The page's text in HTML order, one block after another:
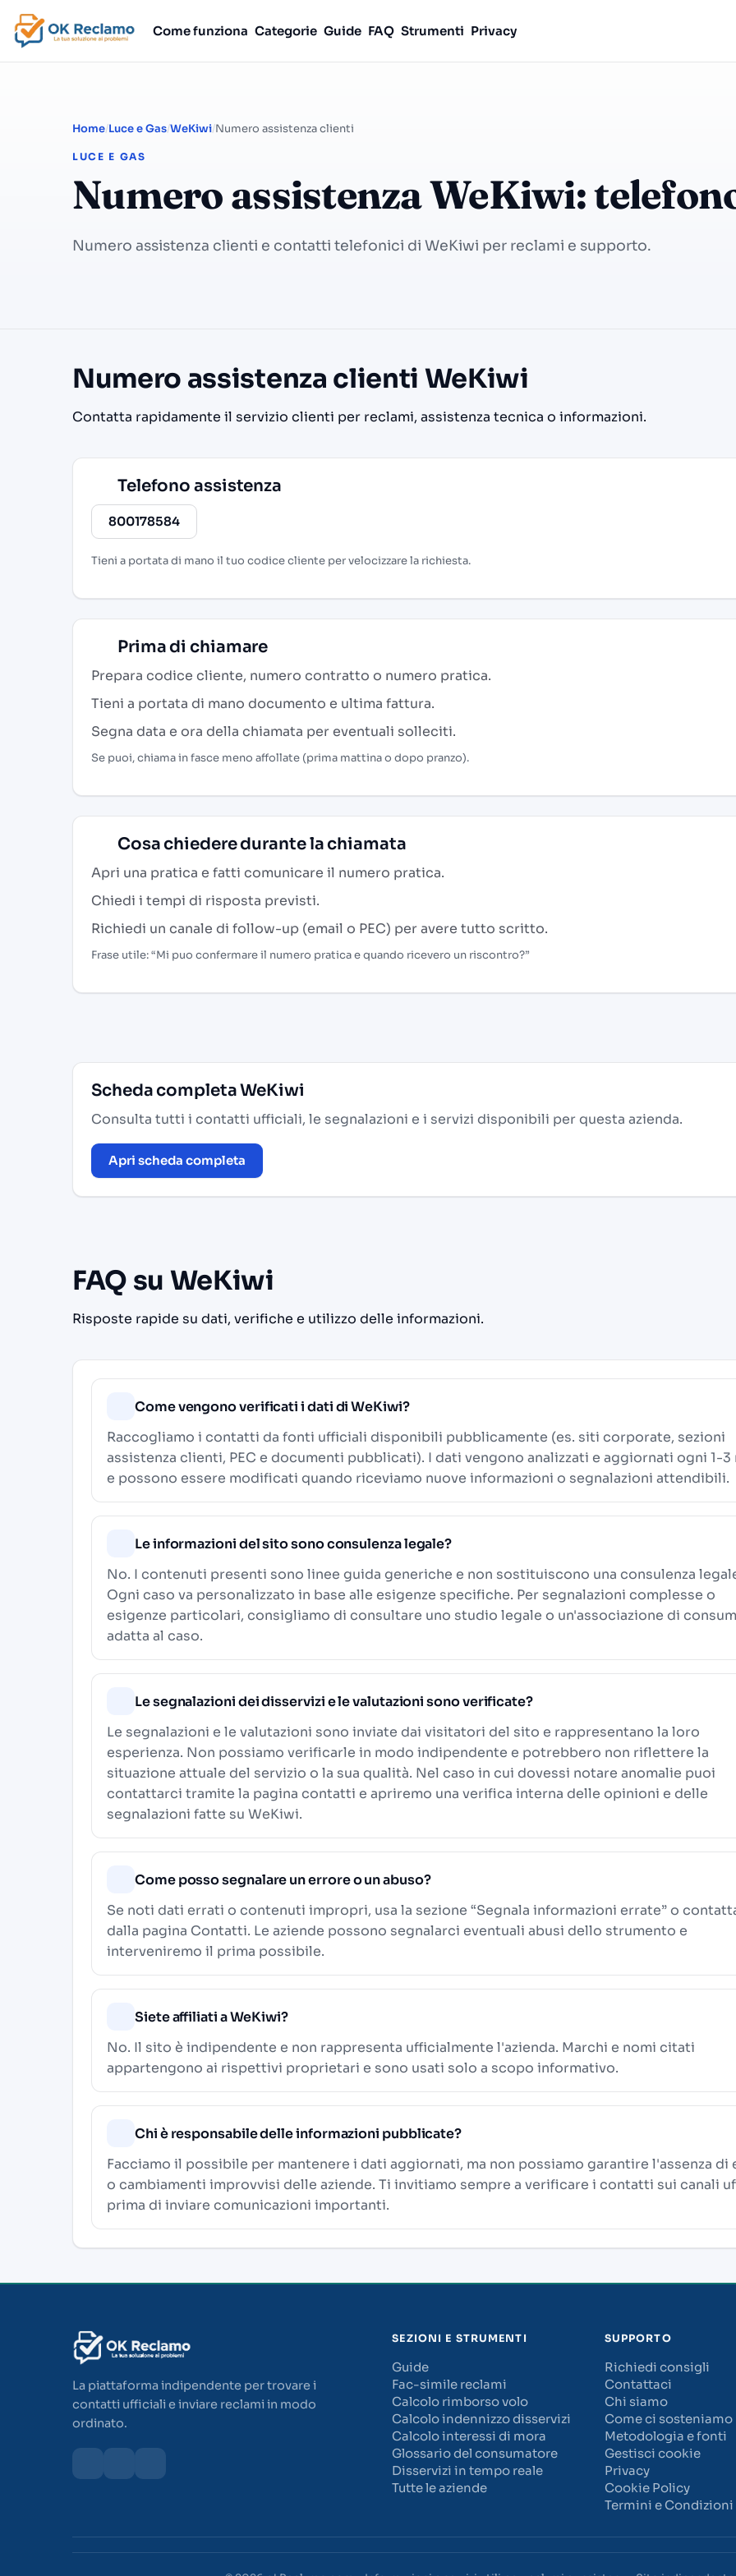
Come funziona Categorie Guide FAQ Strumenti Privacy
Home Luce e Gas WeKiwi Numero assistenza clienti
LUCE E GAS
Numero assistenza WeKiwi:
Numero assistenza clienti e contatti telefonici di WeKiwi per reclami e supporto.
Numero assistenza clienti WeKiwi
Contatta rapidamente il servizio clienti per reclami, assistenza tecnica o informazioni.
Telefono assistenza
800178584
Tieni a portata di mano il tuo codice cliente per velocizzare la richiesta.
Prima di chiamare
Prepara codice cliente, numero contratto o numero pratica.
Tieni a portata di mano documento e ultima fattura.
Segna data e ora della chiamata per eventuali solleciti.
Se puoi, chiama in fasce meno affollate (prima mattina o dopo pranzo).
Cosa chiedere durante la chiamata
Apri una pratica e fatti comunicare il numero pratica.
Chiedi i tempi di risposta previsti.
Richiedi un canale di follow-up (email o PEC) per avere tutto scritto.
Frase utile: “Mi puo confermare il numero pratica e quando ricevero un riscontro?”
Scheda completa WeKiwi
Consulta tutti i contatti ufficiali, le segnalazioni e i servizi disponibili per questa azienda.
Apri scheda completa
FAQ su WeKiwi
Risposte rapide su dati, verifiche e utilizzo delle informazioni.
Come vengono verificati i dati di WeKiwi?
Raccogliamo i contatti da fonti ufficiali disponibili pubblicamente (es. siti corporate, sezioni
assistenza clienti, PEC e documenti pubblicati). I dati vengono analizzati e aggiornati ogni 1-3
e possono essere modificati quando riceviamo nuove informazioni o segnalazioni attendibili.
Le informazioni del sito sono consulenza legale?
No. I contenuti presenti sono linee guida generiche e non sostituiscono una consulenza
Ogni caso va personalizzato in base alle esigenze specifiche. Per segnalazioni complesse o
esigenze particolari, consigliamo di consultare uno studio legale o un'associazione di
adatta al caso.
Le segnalazioni dei disservizi e le valutazioni sono verificate?
Le segnalazioni e le valutazioni sono inviate dai visitatori del sito e rappresentano la loro
esperienza. Non possiamo verificarle in modo indipendente e potrebbero non riflettere la
situazione attuale del servizio o la sua qualità. Nel caso in cui dovessi notare anomalie puoi
contattarci tramite la pagina contatti e apriremo una verifica interna delle opinioni e delle
segnalazioni fatte su WeKiwi.
Come posso segnalare un errore o un abuso?
Se noti dati errati o contenuti impropri, usa la sezione “Segnala informazioni errate” o
dalla pagina Contatti. Le aziende possono segnalarci eventuali abusi dello strumento e
interveniremo il prima possibile.
Siete affiliati a WeKiwi?
No. Il sito è indipendente e non rappresenta ufficialmente l'azienda. Marchi e nomi citati
appartengono ai rispettivi proprietari e sono usati solo a scopo informativo.
Chi è responsabile delle informazioni pubblicate?
Facciamo il possibile per mantenere i dati aggiornati, ma non possiamo garantire l'assenza di
o cambiamenti improvvisi delle aziende. Ti invitiamo sempre a verificare i contatti sui canali
prima di inviare comunicazioni importanti.
La piattaforma indipendente per trovare i
contatti ufficiali e inviare reclami in modo
ordinato.
SEZIONI E STRUMENTI
Guide
Fac-simile reclami
Calcolo rimborso volo
Calcolo indennizzo disservizi
Calcolo interessi di mora
Glossario del consumatore
Disservizi in tempo reale
Tutte le aziende
SUPPORTO
Richiedi consigli
Contattaci
Chi siamo
Come ci sosteniamo
Metodologia e fonti
Gestisci cookie
Privacy
Cookie Policy
Termini e Condizioni